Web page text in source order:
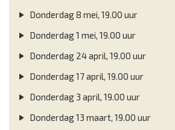
Donderdag 8 mei, 19.00 uur
Donderdag 1 mei, 19.00 uur
Donderdag 24 april, 19.00 uur
Donderdag 17 april, 19.00 uur
Donderdag 3 april, 19.00 uur
Donderdag 13 maart, 19.00 uur